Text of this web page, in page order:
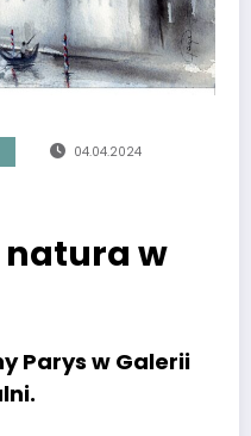
04.04.2024
w
Parys w Galerii